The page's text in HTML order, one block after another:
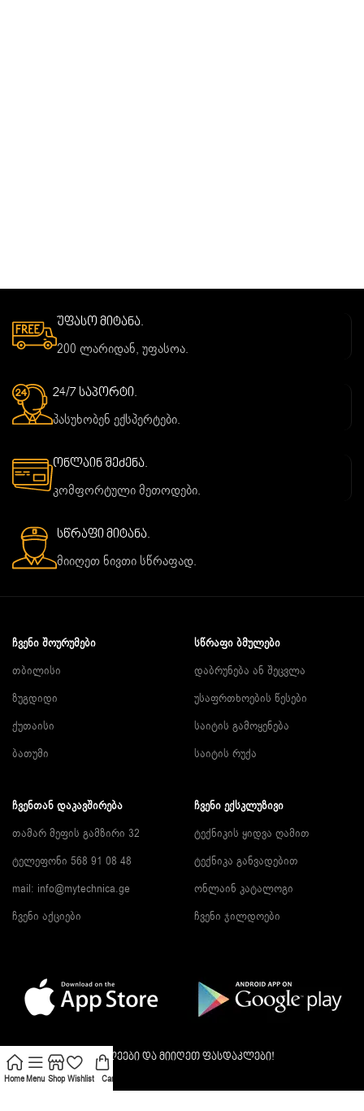
უფასო მიტანა.
200 ლარიდან, უფასოა.
24/7 საპორტი.
პასუხობენ ექსპერტები.
ონლაინ შეძენა.
კომფორტული მეთოდები.
სწრაფი მიტანა.
მიიღეთ ნივთი სწრაფად.
ᲩᲕᲔᲜᲘ ᲨᲝᲣᲠᲣᲛᲔᲑᲘ
თბილისი
ზუგდიდი
ქუთაისი
ბათუმი
ᲡᲬᲠᲐᲤᲘ ᲑᲛᲣᲚᲔᲑᲘ
დაბრუნება ან შეცვლა
უსაფრთხოების წესები
საიტის გამოყენება
საიტის რუქა
ᲩᲕᲔᲜᲗᲐᲜ ᲓᲐᲙᲐᲕᲨᲘᲠᲔᲑᲐ
თამარ მეფის გამზირი 32
ტელეფონი 568 91 08 48
mail: info@mytechnica.ge
ჩვენი აქციები
ᲩᲕᲔᲜᲘ ᲔᲥᲡᲙᲚᲣᲖᲘᲕᲘ
ტექნიკის ყიდვა ღამით
ტექნიკა განვადებით
ონლაინ კატალოგი
ჩვენი ჯილდოები
გამოიწერეთ სიახლეები და მიიღეთ ფასდაკლები!
HomeMenu Shop Wishlist Cart